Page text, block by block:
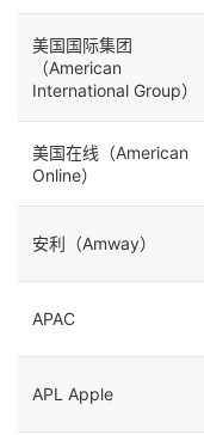
美国国际集团
（American
International Group）
美国在线（American
Online）
安利（Amway）
APAC
APL Apple